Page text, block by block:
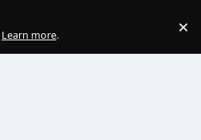
Learn more. ×